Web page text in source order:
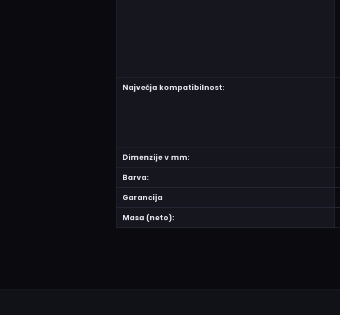
Največja kompatibilnost:
Dimenzije v mm:
Barva:
Garancija
Masa (neto):